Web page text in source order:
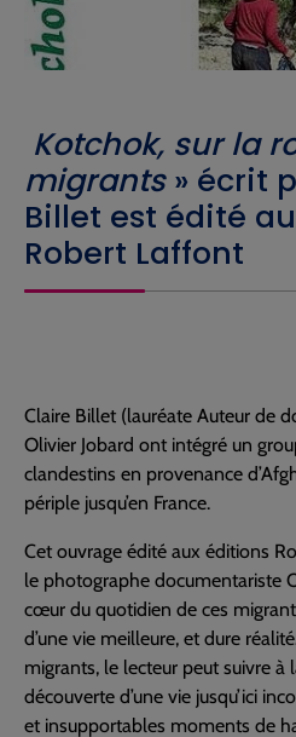
Kotchok, sur la
migrants» écrit
Billet est édité
Robert Laffont
Claire Billet (lauréate Auteur de
Olivier Jobard ont intégré un
clandestins en provenance
périple jusqu’en France.
Cet ouvrage édité aux éditions
le photographe documentariste
cœur du quotidien de ces
d’une vie meilleure, et dure
migrants, le lecteur peut suivre
découverte d’une vie jusqu’ici
et insupportables moments de